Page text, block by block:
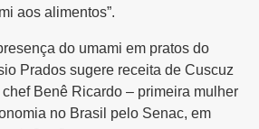
aos alimentos”.
do umami em pratos do
Prados sugere receita de Cuscuz
Benê Ricardo – primeira mulher
no Brasil pelo Senac, em